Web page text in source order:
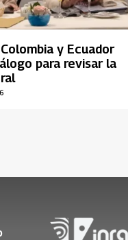
y Ecuador
para revisar la